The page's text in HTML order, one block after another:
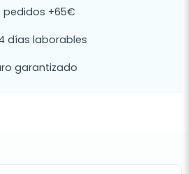
pedidos +65€
días laborables
garantizado